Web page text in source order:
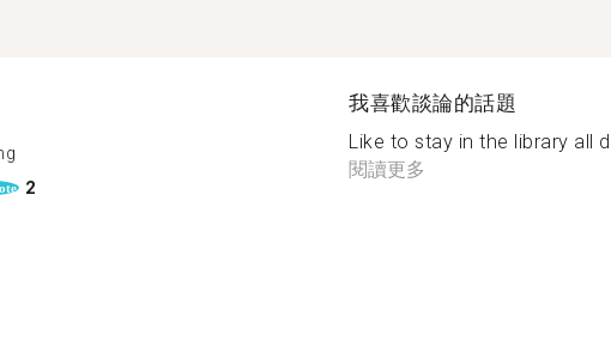
2
我喜歡談論的話題
Like to stay in the library all
閱讀更多